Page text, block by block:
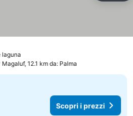
laguna
Magaluf, 12.1 km da: Palma
Scopri i prezzi